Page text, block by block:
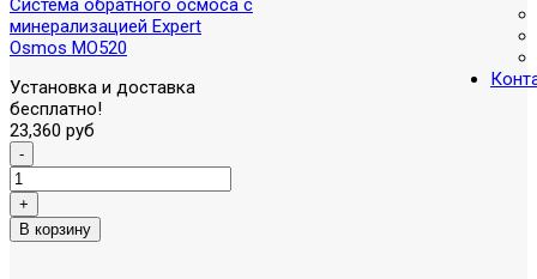
Система обратного осмоса с
минерализацией Expert
Osmos MO520
Установка и доставка
бесплатно!
23,360 руб